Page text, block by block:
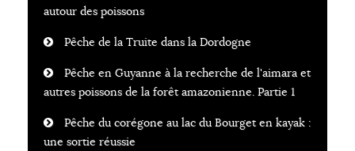
autour des poissons
Pêche de la Truite dans la Dordogne
Pêche en Guyanne à la recherche de l'aimara et
autres poissons de la forêt amazonienne. Partie 1
Pêche du corégone au lac du Bourget en kayak :
une sortie réussie